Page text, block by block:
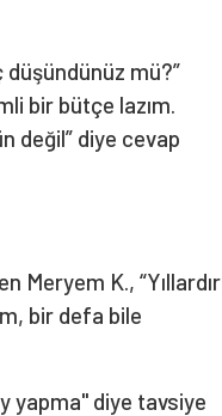
düşündünüz mü?”
bir bütçe lazım.
değil” diye cevap
Meryem K., “Yıllardır
bir defa bile
yapma" diye tavsiye